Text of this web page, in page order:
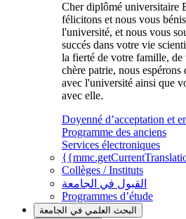
Cher diplômé universitaire
félicitons et nous vous
l'université, et nous vous
succés dans votre vie
la fierté de votre famille,
chère patrie, nous
avec l'université ainsi que
avec elle.
Doyenné d’acceptation et
Programme des anciens
Services électroniques
Collèges / Instituts
القبول في الجامعة
Programmes d’étude
البحث العلمي في الجامعة